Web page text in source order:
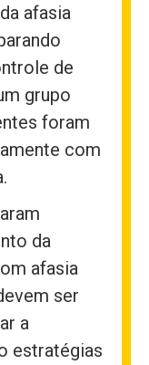
afasia
de
grupo
foram
com
da
afasia
ser
a
estratégias